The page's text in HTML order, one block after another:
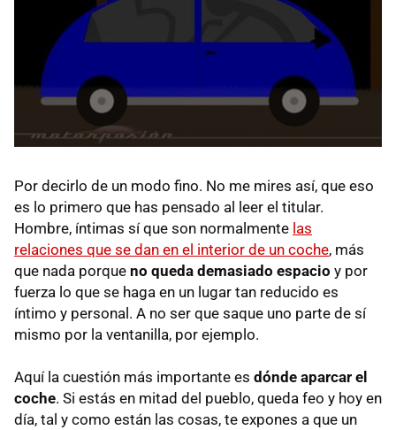
Por decirlo de un modo fino. No me mires así, que eso
es lo primero que has pensado al leer el titular.
Hombre, íntimas sí que son normalmente las
relaciones que se dan en el interior de un coche, más
que nada porque no queda demasiado espacio y por
fuerza lo que se haga en un lugar tan reducido es
íntimo y personal. A no ser que saque uno parte de sí
mismo por la ventanilla, por ejemplo.
Aquí la cuestión más importante es dónde aparcar el
coche. Si estás en mitad del pueblo, queda feo y hoy en
día, tal y como están las cosas, te expones a que un